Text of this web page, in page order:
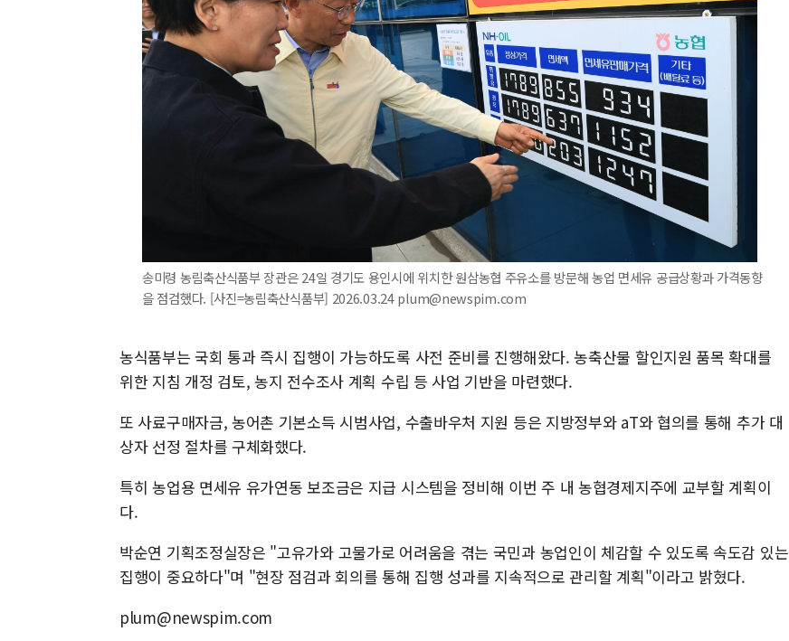
송미령 농림축산식품부 장관은 24일 경기도 용인시에 위치한 원삼농협 주유소를 방문해 농업 면세유 공급상황과 가격동향
을 점검했다. [사진=농림축산식품부] 2026.03.24 plum@newspim.com
농식품부는 국회 통과 즉시 집행이 가능하도록 사전 준비를 진행해왔다. 농축산물 할인지원 품목 확대를
위한 지침 개정 검토, 농지 전수조사 계획 수립 등 사업 기반을 마련했다.
또 사료구매자금, 농어촌 기본소득 시범사업, 수출바우처 지원 등은 지방정부와 aT와 협의를 통해 추가 대
상자 선정 절차를 구체화했다.
특히 농업용 면세유 유가연동 보조금은 지급 시스템을 정비해 이번 주 내 농협경제지주에 교부할 계획이
다.
박순연 기획조정실장은 "고유가와 고물가로 어려움을 겪는 국민과 농업인이 체감할 수 있도록 속도감 있는
집행이 중요하다"며 "현장 점검과 회의를 통해 집행 성과를 지속적으로 관리할 계획"이라고 밝혔다.
plum@newspim.com